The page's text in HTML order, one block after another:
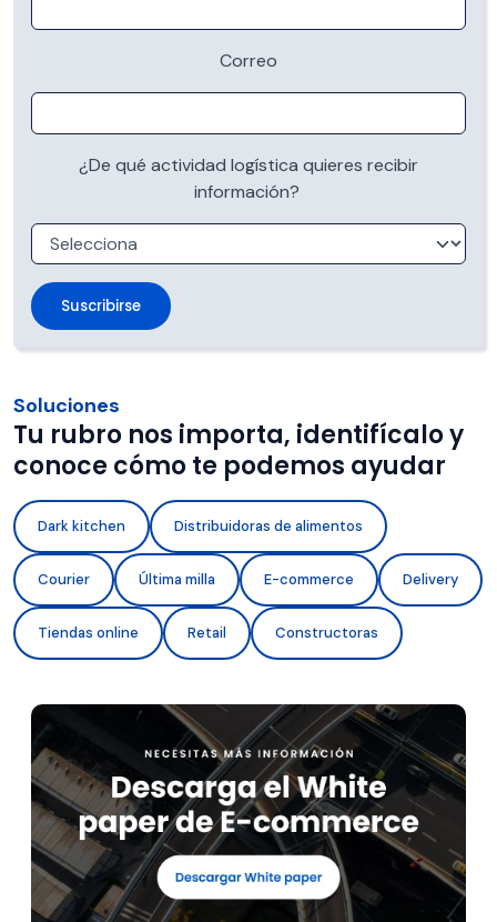
Correo
¿De qué actividad logística quieres recibir
información?
Soluciones
Tu rubro nos importa, identifícalo y
conoce cómo te podemos ayudar
Dark kitchen Distribuidoras de alimentos
Courier Última milla E-commerce Delivery
Tiendas online Retail Constructoras